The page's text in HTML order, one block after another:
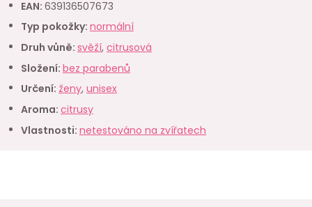
EAN: 639136507673
Typ pokožky: normální
Druh vůně: svěží, citrusová
Složení: bez parabenů
Určení: ženy, unisex
Aroma: citrusy
Vlastnosti: netestováno na zvířatech